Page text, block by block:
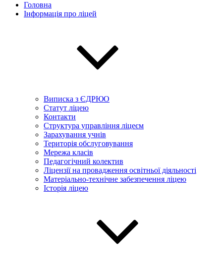
Головна
Інформація про ліцей
Виписка з ЄДРЮО
Статут ліцею
Контакти
Структура управління ліцеєм
Зарахування учнів
Територія обслуговування
Мережа класів
Педагогічний колектив
Ліцензії на провадження освітньої діяльності
Матеріально-технічне забезпечення ліцею
Історія ліцею